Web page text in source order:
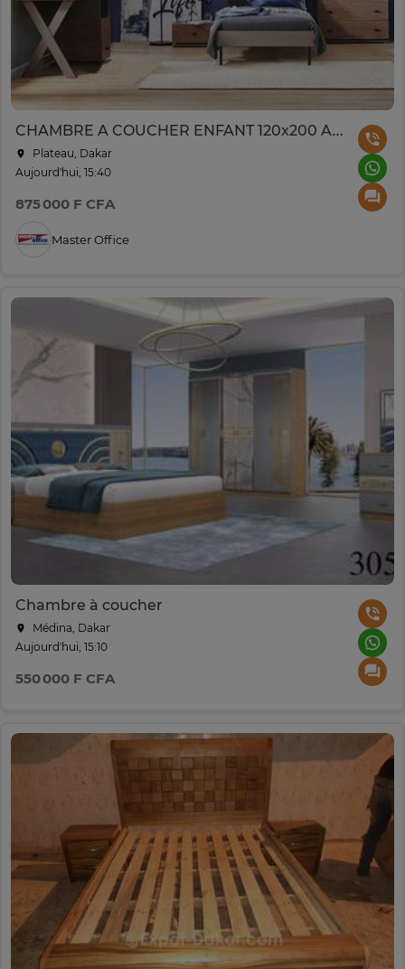
CHAMBRE A COUCHER ENFANT 120x200 AKRON COULISSANTES MARRON
Plateau, Dakar
Aujourd'hui, 15:40
875 000 F CFA
Master Office
Chambre à coucher
Médina, Dakar
Aujourd'hui, 15:10
550 000 F CFA